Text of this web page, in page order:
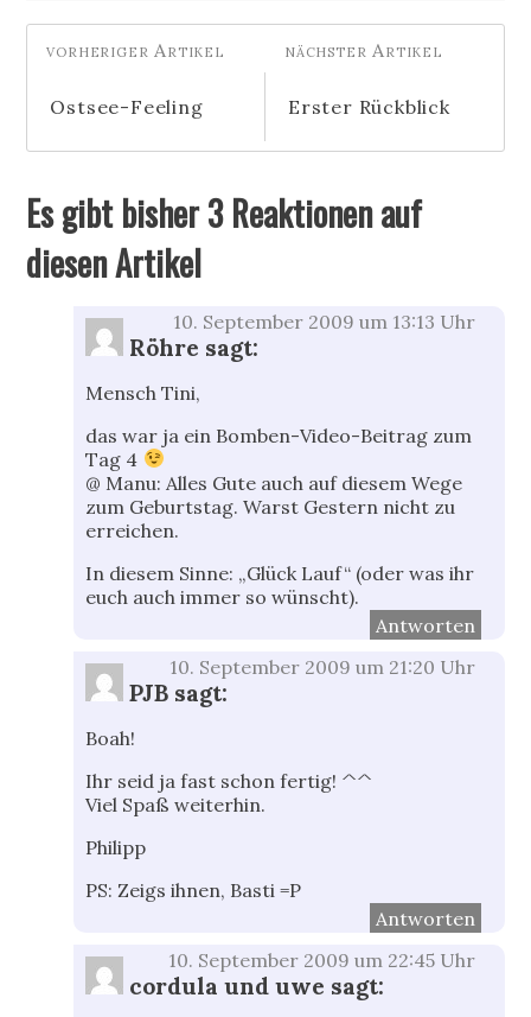
Ostsee-Feeling Erster Rückblick
Es gibt bisher 3 Reaktionen auf
diesen Artikel
Röhre sagt:
10. September 2009 um 13:13 Uhr
Mensch Tini,
das war ja ein Bomben-Video-Beitrag zum
Tag 4
@ Manu: Alles Gute auch auf diesem Wege
zum Geburtstag. Warst Gestern nicht zu
erreichen.
In diesem Sinne: „Glück Lauf“ (oder was ihr
euch auch immer so wünscht).
Antworten
PJB sagt:
10. September 2009 um 21:20 Uhr
Boah!
Ihr seid ja fast schon fertig! ^^
Viel Spaß weiterhin.
Philipp
PS: Zeigs ihnen, Basti =P
Antworten
cordula und uwe sagt:
10. September 2009 um 22:45 Uhr